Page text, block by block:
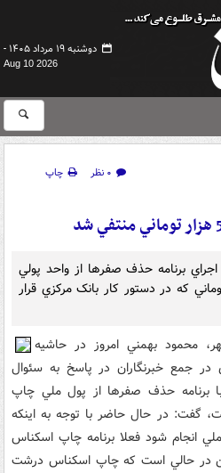
دوشنبه ۱۹ مرداد ۱۴۰۵ -
Aug 10 2026
۰ نظر
چاپ
برنامه حذف صفرها از واحد پولي
50 هزار توماني که در دستور کار بانک مرکزي قرار
محمود بهمني امروز در حاشيه
جمع خبرنگاران در پاسخ به سئوال
با برنامه حذف صفرها از پول ملي چاپ
در حال حاضر با توجه به اينکه
انجام شود فعلا برنامه چاپ اسکناس
در حالي است که چاپ اسکناس درشت